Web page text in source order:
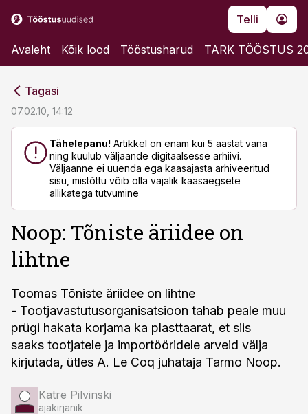
Telli
Avaleht Kõik lood Tööstusharud TARK TÖÖSTUS
Tagasi
07.02.10, 14:12
Tähelepanu! Artikkel on enam kui 5 aastat vana
ning kuulub väljaande digitaalsesse arhiivi.
Väljaanne ei uuenda ega kaasajasta arhiveeritud
sisu, mistõttu võib olla vajalik kaasaegsete
allikatega tutvumine
Noop: Tõniste äriidee on
lihtne
Toomas Tõniste äriidee on lihtne
- Tootjavastutusorganisatsioon tahab peale muu
prügi hakata korjama ka plasttaarat, et siis
saaks tootjatele ja importööridele arveid välja
kirjutada, ütles A. Le Coq juhataja Tarmo Noop.
Katre Pilvinski
ajakirjanik